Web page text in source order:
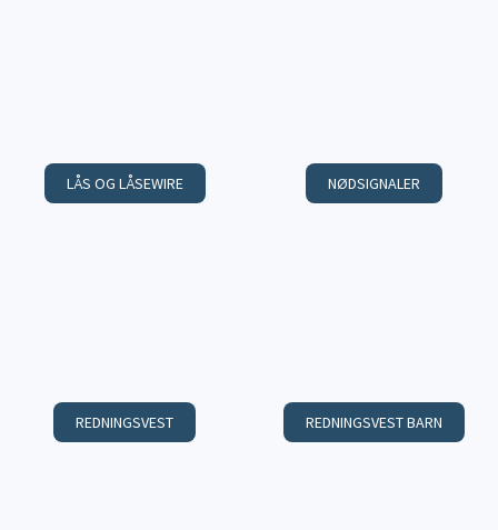
LÅS OG LÅSEWIRE NØDSIGNALER
REDNINGSVEST REDNINGSVEST BARN